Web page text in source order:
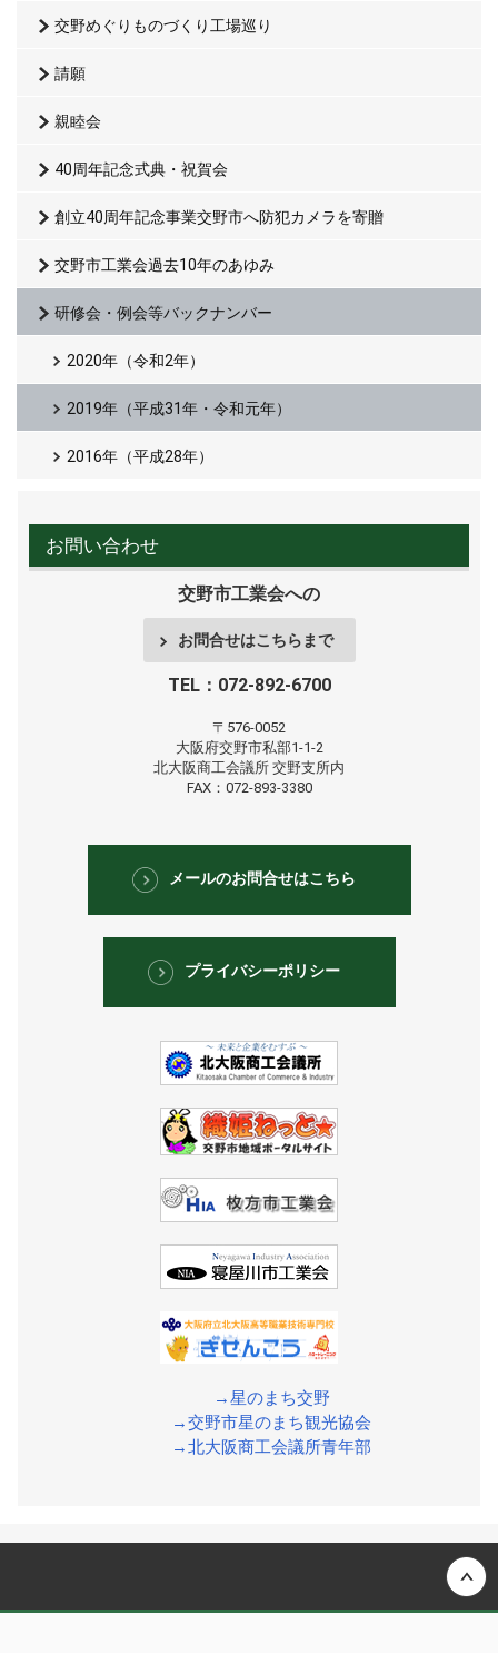
交野めぐりものづくり工場巡り
請願
親睦会
40周年記念式典・祝賀会
創立40周年記念事業交野市へ防犯カメラを寄贈
交野市工業会過去10年のあゆみ
研修会・例会等バックナンバー
2020年（令和2年）
2019年（平成31年・令和元年）
2016年（平成28年）
お問い合わせ
交野市工業会への
お問合せはこちらまで
TEL：072-892-6700
〒576-0052
大阪府交野市私部1-1-2
北大阪商工会議所 交野支所内
FAX：072-893-3380
メールのお問合せはこちら
プライバシーポリシー
→星のまち交野
→交野市星のまち観光協会
→北大阪商工会議所青年部